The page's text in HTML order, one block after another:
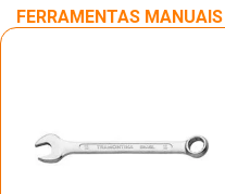
FERRAMENTAS MANUAIS